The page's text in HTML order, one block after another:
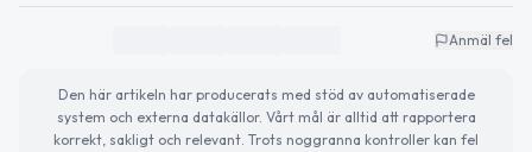
Anmäl fel
Den här artikeln har producerats med stöd av automatiserade
system och externa datakällor. Vårt mål är alltid att rapportera
korrekt, sakligt och relevant. Trots noggranna kontroller kan fel